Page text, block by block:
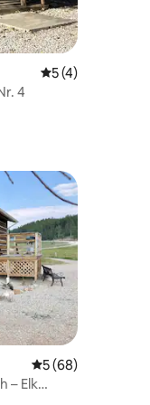
5 (4)
4
4 Bewertungen
Durchschnittliche
5 (68)
– Elk